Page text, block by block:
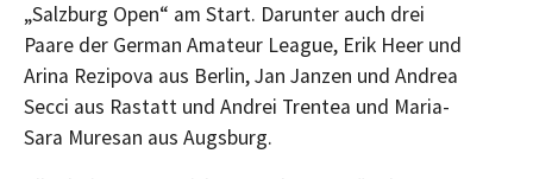
„Salzburg Open“ am Start. Darunter auch drei
Paare der German Amateur League, Erik Heer und
Arina Rezipova aus Berlin, Jan Janzen und Andrea
Secci aus Rastatt und Andrei Trentea und Maria-
Sara Muresan aus Augsburg.